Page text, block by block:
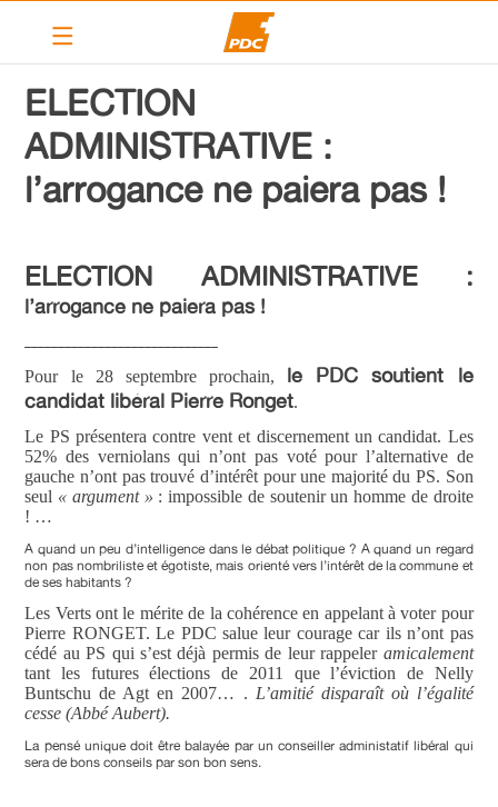
Le PDC Vernier
Nos actions
Calendrier
Liens
Devenir membre
ELECTION
ADMINISTRATIVE :
l’arrogance ne paiera pas !
ELECTION ADMINISTRATIVE :
l’arrogance ne paiera pas !
Pour le 28 septembre prochain, le PDC soutient le
candidat libéral Pierre Ronget.
Le PS présentera contre vent et discernement un candidat. Les
52% des verniolans qui n’ont pas voté pour l’alternative de
gauche n’ont pas trouvé d’intérêt pour une majorité du PS. Son
seul « argument » : impossible de soutenir un homme de droite
! …
A quand un peu d’intelligence dans le débat politique ? A quand un regard
non pas nombriliste et égotiste, mais orienté vers l’intérêt de la commune et
de ses habitants ?
Les Verts ont le mérite de la cohérence en appelant à voter pour
Pierre RONGET. Le PDC salue leur courage car ils n’ont pas
cédé au PS qui s’est déjà permis de leur rappeler amicalement
tant les futures élections de 2011 que l’éviction de Nelly
Buntschu de Agt en 2007… . L’amitié disparaît où l’égalité
cesse (Abbé Aubert).
La pensé unique doit être balayée par un conseiller administatif libéral qui
sera de bons conseils par son bon sens.